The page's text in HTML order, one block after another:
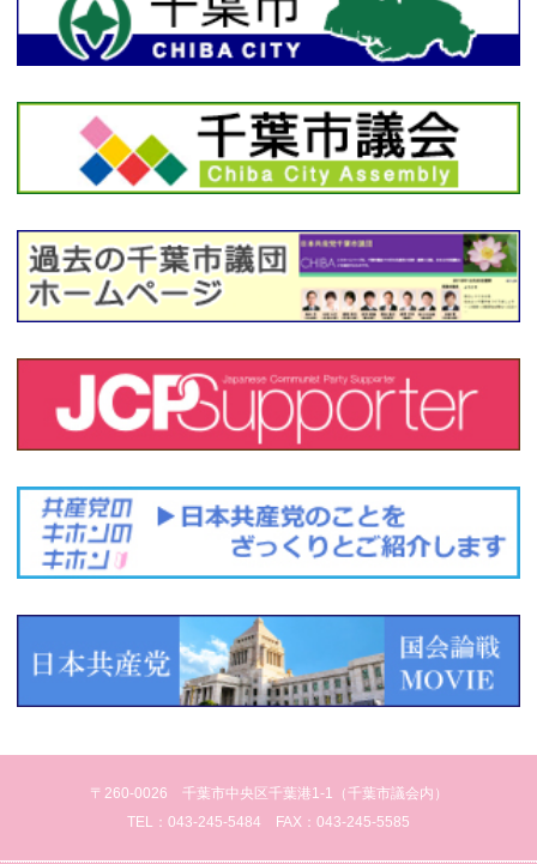
〒260-0026 千葉市中央区千葉港1-1（千葉市議会内）
TEL：043-245-5484 FAX：043-245-5585